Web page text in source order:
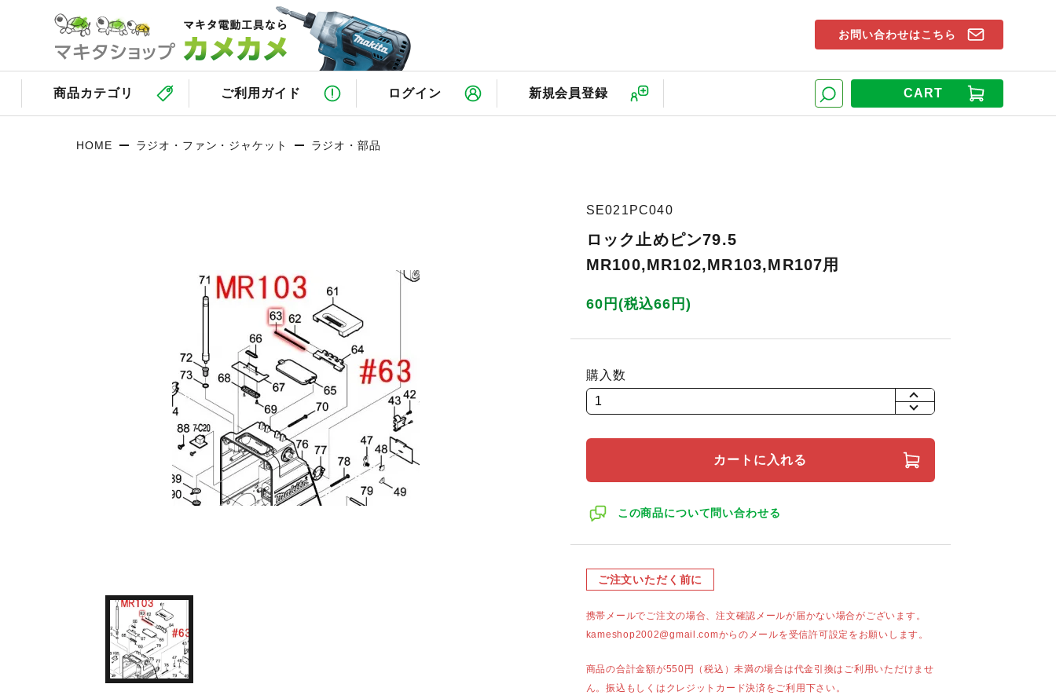
CART
商品カテゴリ ご利用ガイド ログイン 新規会員登録
お問い合わせはこちら
HOME ラジオ・ファン・ジャケット ラジオ・部品
SE021PC040
ロック止めピン79.5
MR100,MR102,MR103,MR107用
60円(税込66円)
購入数
+
カートに入れる
この商品について問い合わせる
ご注文いただく前に
携帯メールでご注文の場合、注文確認メールが届かない場合がございます。
kameshop2002@gmail.comからのメールを受信許可設定をお願いします。
商品の合計金額が550円（税込）未満の場合は代金引換はご利用いただけませ
ん。振込もしくはクレジットカード決済をご利用下さい。